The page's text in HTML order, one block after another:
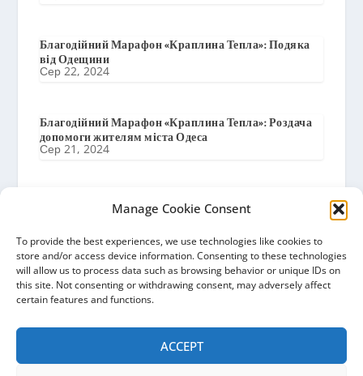
Manage Cookie Consent
To provide the best experiences, we use technologies like cookies to
store and/or access device information. Consenting to these technologies
will allow us to process data such as browsing behavior or unique IDs on
this site. Not consenting or withdrawing consent, may adversely affect
certain features and functions.
ACCEPT
Благодійний Марафон «Краплина Тепла»: Подяка
від Одещини
Сер 22, 2024
Благодійний Марафон «Краплина Тепла»: Роздача
допомоги жителям міста Одеса
Сер 21, 2024
Підготовка до доставки в м. Одеса
Благодійний Марафон «Краплина Тепла»: Подяка
від Баришівської Селищної Ради
Сер 8, 2024